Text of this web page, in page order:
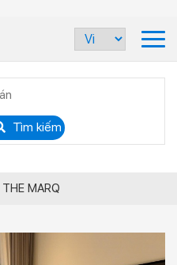
Tìm kiếm
THE MARQ